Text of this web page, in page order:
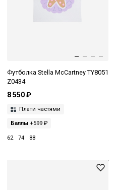
Футболка Stella McCartney TY8051
Z0434
8 550 ₽
Плати частями
Баллы +599 ₽
62 74 88